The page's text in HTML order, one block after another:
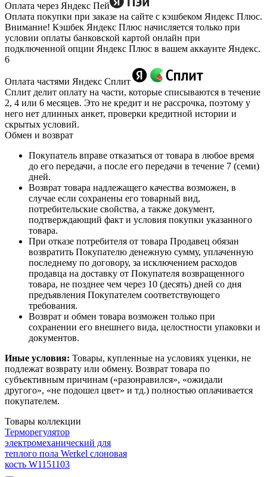
Оплата через Яндекс Пей
Оплата покупки при заказе на сайте с кэшбеком Яндекс Плюс.
Внимание! Кэшбек Яндекс Плюс начисляется только при
условии оплаты банковской картой онлайн при
подключенной опции Яндекс Плюс в вашем аккаунте Яндекс.
6
Оплата частями Яндекс Сплит
Сплит делит оплату на части, которые списываются в течение
2, 4 или 6 месяцев. Это не кредит и не рассрочка, поэтому у
него нет длинных анкет, проверки кредитной истории и
скрытых условий.
Обмен и возврат
Покупатель вправе отказаться от товара в любое время
до его передачи, а после его передачи в течение 7 (семи)
дней.
Возврат товара надлежащего качества возможен, в
случае если сохранены его товарный вид,
потребительские свойства, а также документ,
подтверждающий факт и условия покупки указанного
товара.
При отказе потребителя от товара Продавец обязан
возвратить Покупателю денежную сумму, уплаченную
последнему по договору, за исключением расходов
продавца на доставку от Покупателя возвращенного
товара, не позднее чем через 10 (десять) дней со дня
предъявления Покупателем соответствующего
требования.
Возврат и обмен товара возможен только при
сохранении его внешнего вида, целостности упаковки и
документов.
Иные условия: Товары, купленные на условиях уценки, не
подлежат возврату или обмену. Возврат товара по
субъективным причинам («разонравился», «ожидали
другого», «не подошел цвет» и тд.) полностью оплачивается
покупателем.
Товары коллекции
Терморегулятор
электромеханический для
теплого пола Werkel слоновая
кость W1151103